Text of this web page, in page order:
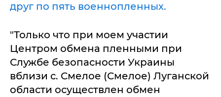
друг по пять военнопленных.
"Только что при моем участии
Центром обмена пленными при
Службе безопасности Украины
вблизи с. Смелое (Смелое) Луганской
области осуществлен обмен